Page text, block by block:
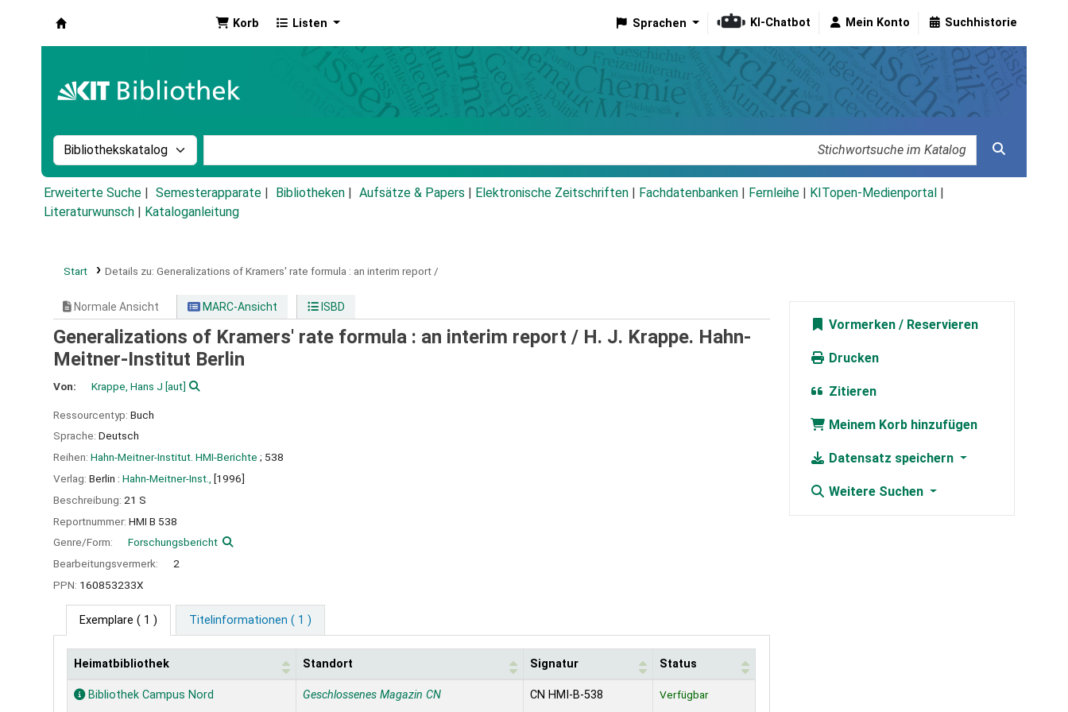
Korb Listen Sprachen KI-Chatbot Mein Konto Suchhistorie
Suche im Katalog nach:
Erweiterte Suche Semesterapparate Bibliotheken Aufsätze & Papers Elektronische Zeitschriften Fachdatenbanken Fernleihe KITopen-Medienportal
Literaturwunsch
Kataloganleitung
Start Details zu: Generalizations of Kramers' rate formula : an interim report /
Normale Ansicht MARC-Ansicht ISBD
Generalizations of Kramers' rate formula : an interim report / H. J. Krappe. Hahn-
Meitner-Institut Berlin
Von: Krappe, Hans J [aut]
Ressourcentyp: Buch
Sprache: Deutsch
Reihen: Hahn-Meitner-Institut. HMI-Berichte ; 538
Verlag: Berlin : Hahn-Meitner-Inst.,
[1996]
Beschreibung: 21 S
Reportnummer: HMI B 538
Genre/Form:
Forschungsbericht
Bearbeitungsvermerk:
2
PPN: 160853233X
Exemplare ( 1 ) Titelinformationen ( 1 )
Exemplare
Heimatbibliothek Standort Signatur Status
Bibliothek Campus Nord Geschlossenes Magazin CN CN HMI-B-538 Verfügbar
Vormerken
Drucken
Zitieren
Meinem Korb hinzufügen
Datensatz speichern
Weitere Suchen